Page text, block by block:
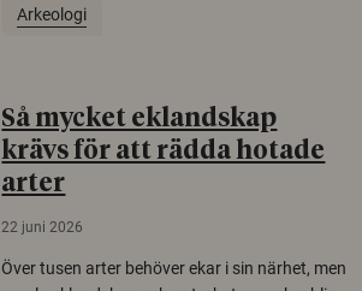
Arkeologi
Så mycket eklandskap
krävs för att rädda hotade
arter
22 juni 2026
Över tusen arter behöver ekar i sin närhet, men